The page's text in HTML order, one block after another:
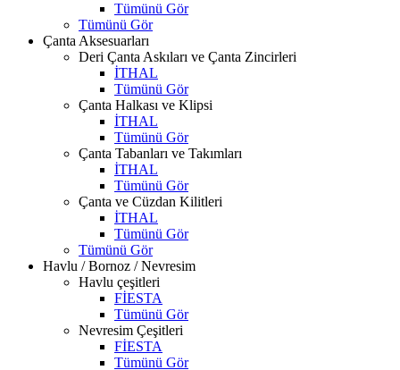
Tümünü Gör
Tümünü Gör
Çanta Aksesuarları
Deri Çanta Askıları ve Çanta Zincirleri
İTHAL
Tümünü Gör
Çanta Halkası ve Klipsi
İTHAL
Tümünü Gör
Çanta Tabanları ve Takımları
İTHAL
Tümünü Gör
Çanta ve Cüzdan Kilitleri
İTHAL
Tümünü Gör
Tümünü Gör
Havlu / Bornoz / Nevresim
Havlu çeşitleri
FİESTA
Tümünü Gör
Nevresim Çeşitleri
FİESTA
Tümünü Gör